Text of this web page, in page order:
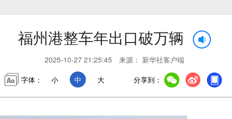
福州港整车年出口破万辆
2025-10-27 21:25:45 来源： 新华社客户端
字体：
小 中 大 分享到：